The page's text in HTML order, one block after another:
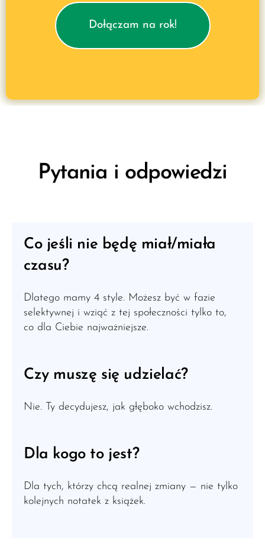
Dołączam na rok!
Pytania i odpowiedzi
Co jeśli nie będę miał/miała
czasu?
Dlatego mamy 4 style. Możesz być w fazie
selektywnej i wziąć z tej społeczności tylko to,
co dla Ciebie najważniejsze.
Czy muszę się udzielać?
Nie. Ty decydujesz, jak głęboko wchodzisz.
Dla kogo to jest?
Dla tych, którzy chcą realnej zmiany — nie tylko
kolejnych notatek z książek.